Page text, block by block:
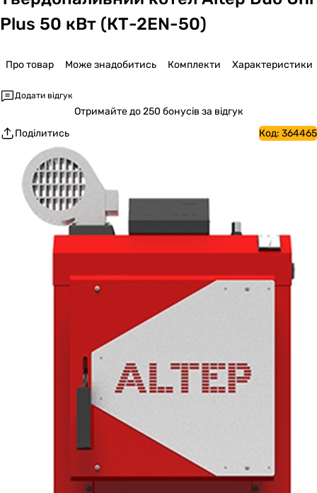
Plus 50 кВт (КТ-2EN-50)
Про товар Може знадобитись Комплекти Характеристики
Додати відгук
Отримайтедо 250 бонусів за відгук
Поділитись
Код: 364465